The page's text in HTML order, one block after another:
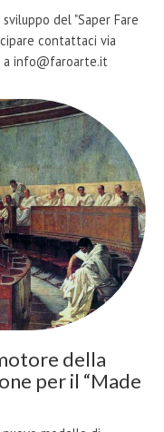
del "Saper Fare
contattaci via
a info@faroarte.it
della
per il “Made